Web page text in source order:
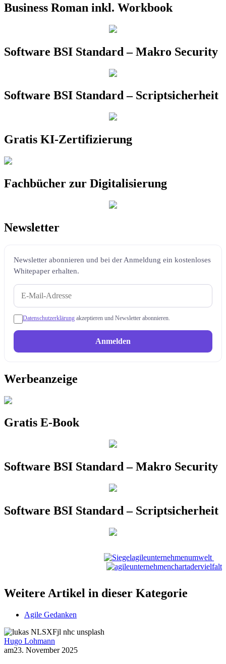
Business Roman inkl. Workbook
Software BSI Standard – Makro Security
Software BSI Standard – Scriptsicherheit
Gratis KI-Zertifizierung
Fachbücher zur Digitalisierung
Newsletter
Newsletter abonnieren und bei der Anmeldung ein kostenloses
Whitepaper erhalten.
Datenschutzerklärung akzeptieren und Newsletter abonnieren.
Anmelden
Werbeanzeige
Gratis E-Book
Software BSI Standard – Makro Security
Software BSI Standard – Scriptsicherheit
Weitere Artikel in dieser Kategorie
Agile Gedanken
Hugo Lohmann
am23. November 2025